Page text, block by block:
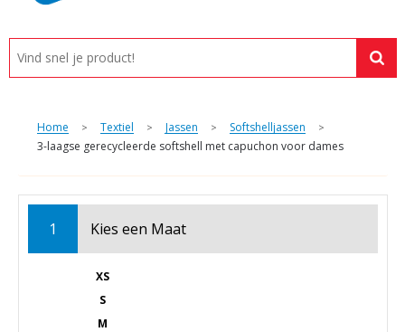
Custom made
Home > Textiel > Jassen > Softshelljassen >
3-laagse gerecycleerde softshell met capuchon voor dames
1 Kies een Maat
XS
S
M